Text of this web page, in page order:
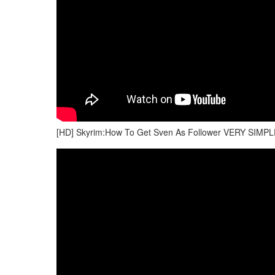
[HD] Skyrim:How To Get Sven As Follower VERY